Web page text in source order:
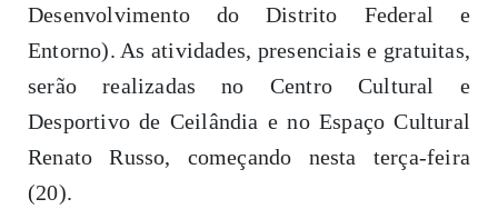
Desenvolvimento do Distrito Federal e
Entorno). As atividades, presenciais e gratuitas,
serão realizadas no Centro Cultural e
Desportivo de Ceilândia e no Espaço Cultural
Renato Russo, começando nesta terça-feira
(20).